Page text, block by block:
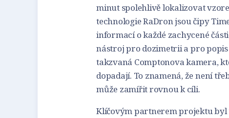
minut spolehlivě lokalizovat
technologie RaDron jsou čipy
informací o každé zachycené
nástroj pro dozimetrii a pro
takzvaná Comptonova kamera,
dopadají. To znamená, že není
může zamířit rovnou k cíli.
Klíčovým partnerem projektu byl